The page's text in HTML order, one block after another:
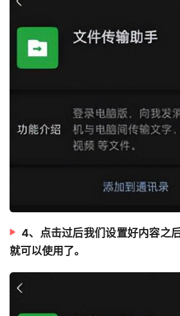
4、点击过后我们设置好内容之
就可以使用了。